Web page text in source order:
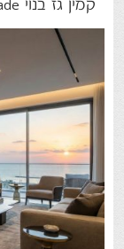
קמין גז בנוי Vero Design Room Divider Custom made